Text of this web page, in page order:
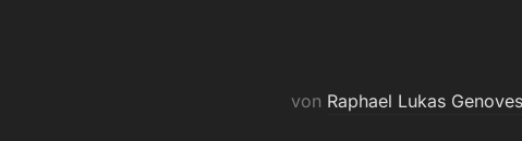
von Raphael Lukas